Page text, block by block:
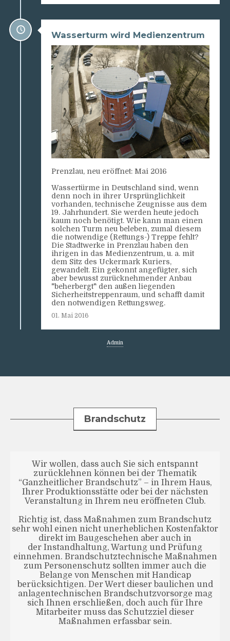
Wasserturm wird Medienzentrum
Prenzlau, neu eröffnet: Mai 2016
Wassertürme in Deutschland sind, wenn
denn noch in ihrer Ursprünglichkeit
vorhanden, technische Zeugnisse aus dem
19. Jahrhundert. Sie werden heute jedoch
kaum noch benötigt. Wie kann man einen
solchen Turm neu beleben, zumal diesem
die notwendige (Rettungs-) Treppe fehlt?
Die Stadtwerke in Prenzlau haben den
ihrigen in das Medienzentrum, u. a. mit
dem Sitz des Uckermark Kuriers,
gewandelt. Ein gekonnt angefügter, sich
aber bewusst zurücknehmender Anbau
"beherbergt" den außen liegenden
Sicherheitstreppenraum, und schafft damit
den notwendigen Rettungsweg.
01. Mai 2016
Admin
Brandschutz
Wir wollen, dass auch Sie sich entspannt
zurücklehnen können bei der Thematik
“Ganzheitlicher Brandschutz” – in Ihrem Haus,
Ihrer Produktionsstätte oder bei der nächsten
Veranstaltung in Ihrem neu eröffneten Club.
Richtig ist, dass Maßnahmen zum Brandschutz
sehr wohl einen nicht unerheblichen Kostenfaktor
direkt im Baugeschehen aber auch in
der Instandhaltung, Wartung und Prüfung
einnehmen. Brandschutztechnische Maßnahmen
zum Personenschutz sollten immer auch die
Belange von Menschen mit Handicap
berücksichtigen. Der Wert dieser baulichen und
anlagentechnischen Brandschutzvorsorge mag
sich Ihnen erschließen, doch auch für Ihre
Mitarbeiter muss das Schutzziel dieser
Maßnahmen erfassbar sein.